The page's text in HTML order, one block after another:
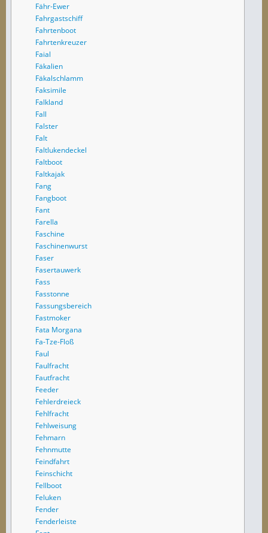
Fähr-Ewer
Fahrgastschiff
Fahrtenboot
Fahrtenkreuzer
Faial
Fäkalien
Fäkalschlamm
Faksimile
Falkland
Fall
Falster
Falt
Faltlukendeckel
Faltboot
Faltkajak
Fang
Fangboot
Fant
Farella
Faschine
Faschinenwurst
Faser
Fasertauwerk
Fass
Fasstonne
Fassungsbereich
Fastmoker
Fata Morgana
Fa-Tze-Floß
Faul
Faulfracht
Fautfracht
Feeder
Fehlerdreieck
Fehlfracht
Fehlweisung
Fehmarn
Fehnmutte
Feindfahrt
Feinschicht
Fellboot
Feluken
Fender
Fenderleiste